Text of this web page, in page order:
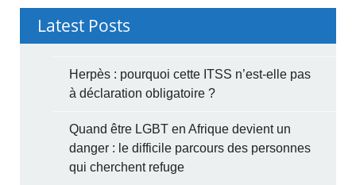
Latest Posts
Herpès : pourquoi cette ITSS n’est-elle pas
à déclaration obligatoire ?
Quand être LGBT en Afrique devient un
danger : le difficile parcours des personnes
qui cherchent refuge